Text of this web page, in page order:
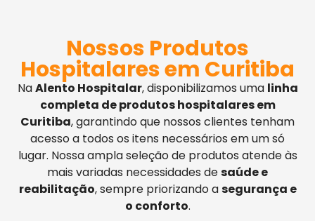
Nossos Produtos
Hospitalares em Curitiba
NaAlento Hospitalar, disponibilizamos uma linha
completa de produtos hospitalares em
Curitiba, garantindo que nossos clientes tenham
acesso a todos os itens necessários em um só
lugar. Nossa ampla seleção de produtos atende às
mais variadas necessidades desaúde e
reabilitação, sempre priorizando asegurança e
o conforto.